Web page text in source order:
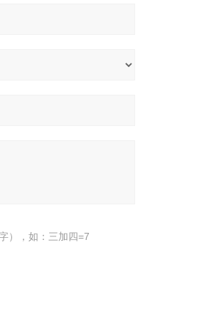
），如：三加四=7